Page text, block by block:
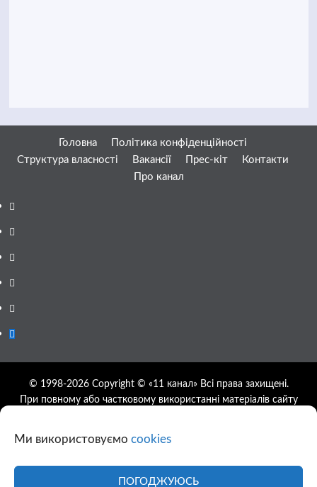
Ми використовуємо cookies
ПОГОДЖУЮСЬ
Головна
Політика конфіденційності
Структура власності
Вакансії Прес-кіт
Контакти
Про канал
Facebook
YouTube
Telegram
Instagram
Twitter
Google
© 1998-2026 Copyright © «11 канал» Всі права захищені.
При повному або частковому використанні матеріалів сайту
дозволяється за умови посилання на джерело та прямого